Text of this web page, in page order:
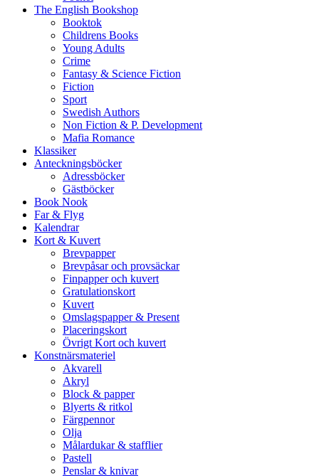
The English Bookshop
Booktok
Childrens Books
Young Adults
Crime
Fantasy & Science Fiction
Fiction
Sport
Swedish Authors
Non Fiction & P. Development
Mafia Romance
Klassiker
Anteckningsböcker
Adressböcker
Gästböcker
Book Nook
Far & Flyg
Kalendrar
Kort & Kuvert
Brevpapper
Brevpåsar och provsäckar
Finpapper och kuvert
Gratulationskort
Kuvert
Omslagspapper & Present
Placeringskort
Övrigt Kort och kuvert
Konstnärsmateriel
Akvarell
Akryl
Block & papper
Blyerts & ritkol
Färgpennor
Olja
Målardukar & stafflier
Pastell
Penslar & knivar